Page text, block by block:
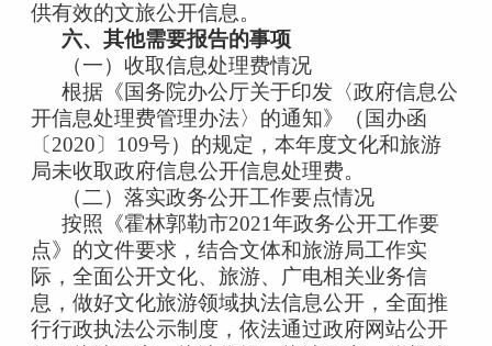
供有效的文旅公开信息。
六、其他需要报告的事项
（一）收取信息处理费情况
根据《国务院办公厅关于印发〈政府信息公
开信息处理费管理办法〉的通知》（国办函
〔2020〕109号）的规定，本年度文化和旅游
局未收取政府信息公开信息处理费。
（二）落实政务公开工作要点情况
按照《霍林郭勒市2021年政务公开工作要
点》的文件要求，结合文体和旅游局工作实
际，全面公开文化、旅游、广电相关业务信
息，做好文化旅游领域执法信息公开，全面推
行行政执法公示制度，依法通过政府网站公开